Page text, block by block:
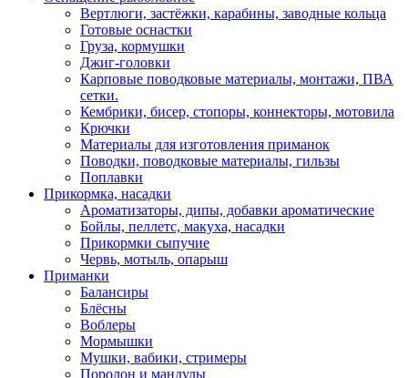
Вертлюги, застёжки, карабины, заводные кольца
Готовые оснастки
Груза, кормушки
Джиг-головки
Карповые поводковые материалы, монтажи, ПВА
сетки.
Кембрики, бисер, стопоры, коннекторы, мотовила
Крючки
Материалы для изготовления приманок
Поводки, поводковые материалы, гильзы
Поплавки
Прикормка, насадки
Ароматизаторы, дипы, добавки ароматические
Бойлы, пеллетс, макуха, насадки
Прикормки сыпучие
Червь, мотыль, опарыш
Приманки
Балансиры
Блёсны
Воблеры
Мормышки
Мушки, вабики, стримеры
Поролон и мандулы